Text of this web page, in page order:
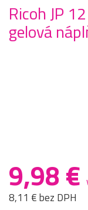
Ricoh JP
gelová
9,98 €
8,11 € bez DPH